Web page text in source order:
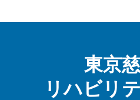
東京
リハビリ